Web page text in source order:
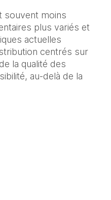
souvent moins
plus variés et
actuelles
centrés sur
la qualité des
au-delà de la